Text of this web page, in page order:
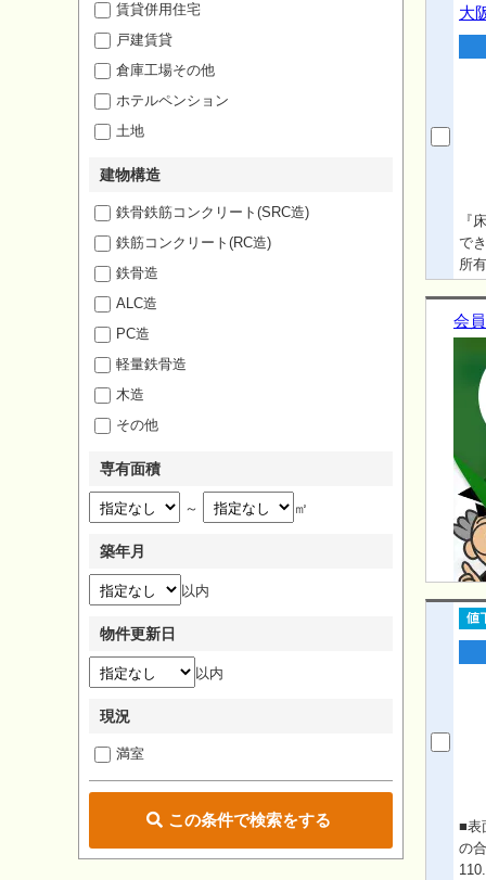
大
『
で
所
会
■表
の
賃貸併用住宅
戸建賃貸
倉庫工場その他
ホテルペンション
土地
建物構造
鉄骨鉄筋コンクリート(SRC造)
鉄筋コンクリート(RC造)
鉄骨造
ALC造
PC造
軽量鉄骨造
木造
その他
専有面積
～ ㎡
築年月
以内
物件更新日
以内
現況
満室
この条件で検索をする